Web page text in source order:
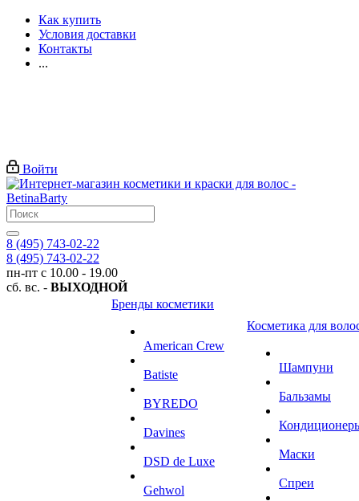
Как купить
Условия доставки
Контакты
...
Войти
8 (495) 743-02-22
8 (495) 743-02-22
пн-пт с 10.00 - 19.00
сб. вс. - ВЫХОДНОЙ
Бренды косметики
American Crew
Batiste
BYREDO
Davines
DSD de Luxe
Gehwol
Косметика для
Шампуни
Бальзамы
Маски
Спреи